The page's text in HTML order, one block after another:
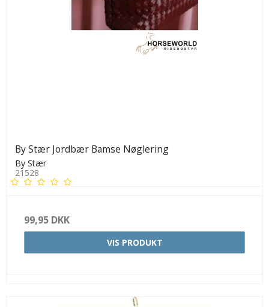
By Stær Jordbær Bamse Nøglering
By Stær
21528
99,95 DKK
VIS PRODUKT